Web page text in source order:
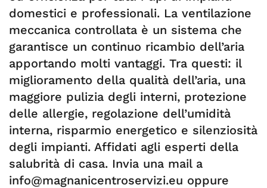
domestici e professionali. La ventilazione
meccanica controllata è un sistema che
garantisce un continuo ricambio dell’aria
apportando molti vantaggi. Tra questi: il
miglioramento della qualità dell’aria, una
maggiore pulizia degli interni, protezione
delle allergie, regolazione dell’umidità
interna, risparmio energetico e silenziosità
degli impianti. Affidati agli esperti della
salubrità di casa. Invia una mail a
info@magnanicentroservizi.eu oppure